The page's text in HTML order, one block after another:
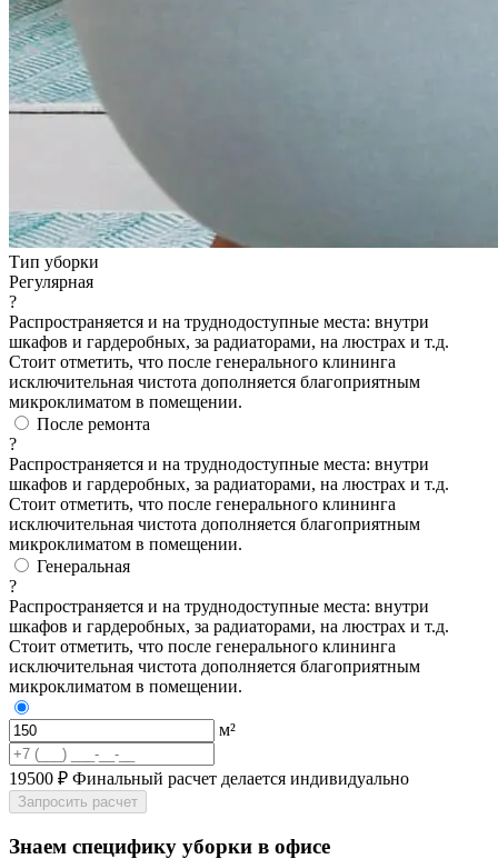
Тип уборки
Регулярная
?
Распространяется и на труднодоступные места: внутри
шкафов и гардеробных, за радиаторами, на люстрах и т.д.
Стоит отметить, что после генерального клининга
исключительная чистота дополняется благоприятным
микроклиматом в помещении.
После ремонта
?
Распространяется и на труднодоступные места: внутри
шкафов и гардеробных, за радиаторами, на люстрах и т.д.
Стоит отметить, что после генерального клининга
исключительная чистота дополняется благоприятным
микроклиматом в помещении.
Генеральная
?
Распространяется и на труднодоступные места: внутри
шкафов и гардеробных, за радиаторами, на люстрах и т.д.
Стоит отметить, что после генерального клининга
исключительная чистота дополняется благоприятным
микроклиматом в помещении.
м²
19500 ₽ Финальный расчет делается индивидуально
Запросить расчет
Знаем специфику уборки в офисе